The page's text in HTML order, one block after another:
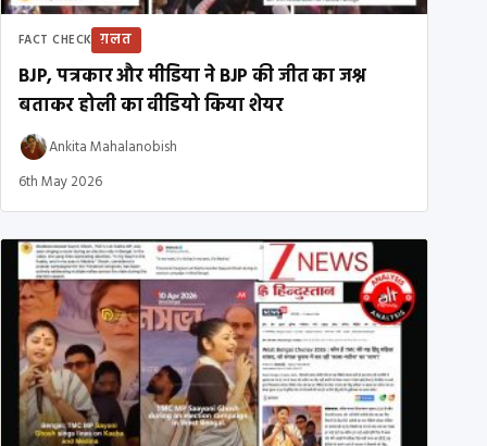
FACT CHECK ग़लत
BJP, पत्रकार और मीडिया ने BJP की जीत का जश्न
बताकर होली का वीडियो किया शेयर
Ankita Mahalanobish
6th May 2026